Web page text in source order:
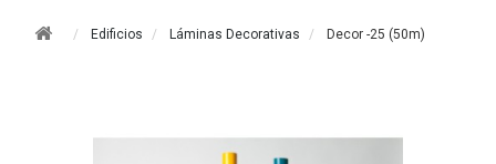
Edificios Láminas Decorativas Decor -25 (50m)